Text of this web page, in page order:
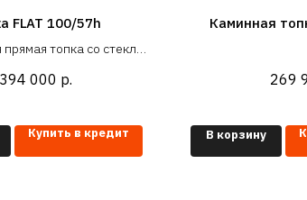
FLAT 100/57h
топка со стеклом
- 1000 мм)
394 000 р.
Купить в кредит
Каминная
269
В корзину